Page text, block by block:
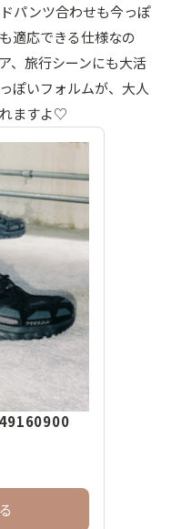
パンツ合わせも今っぽ
適応できる仕様なの
、旅行シーンにも大活
ぽいフォルムが、大人
ますよ♡